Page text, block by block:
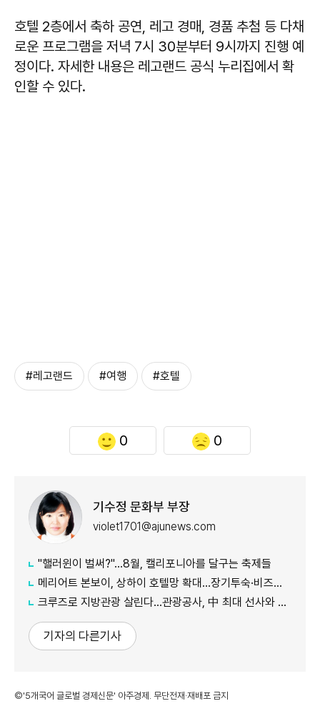
호텔 2층에서 축하 공연, 레고 경매, 경품 추첨 등 다채
로운 프로그램을 저녁 7시 30분부터 9시까지 진행 예
정이다. 자세한 내용은 레고랜드 공식 누리집에서 확
인할 수 있다.
#레고랜드 #여행 #호텔
0 0
기수정 문화부 부장
violet1701@ajunews.com
"핼러윈이 벌써?"…8월, 캘리포니아를 달구는 축제들
메리어트 본보이, 상하이 호텔망 확대…장기투숙·비즈니스 수요 공략
크루즈로 지방관광 살린다…관광공사, 中 최대 선사와 맞손
기자의 다른기사
©'5개국어 글로벌 경제신문' 아주경제. 무단전재·재배포 금지